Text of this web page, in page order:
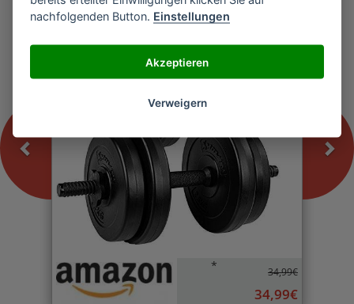
* 34,99€
34,99€
nachfolgenden Button. Einstellungen
Akzeptieren
Verweigern